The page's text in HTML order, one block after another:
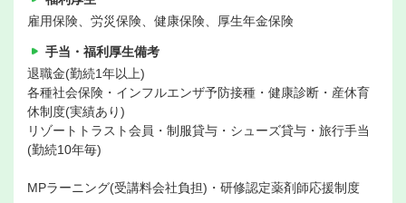
雇用保険、労災保険、健康保険、厚生年金保険
手当・福利厚生備考
退職金(勤続1年以上)
各種社会保険・インフルエンザ予防接種・健康診断・産休育
休制度(実績あり)
リゾートトラスト会員・制服貸与・シューズ貸与・旅行手当
(勤続10年毎)
MPラーニング(受講料会社負担)・研修認定薬剤師応援制度